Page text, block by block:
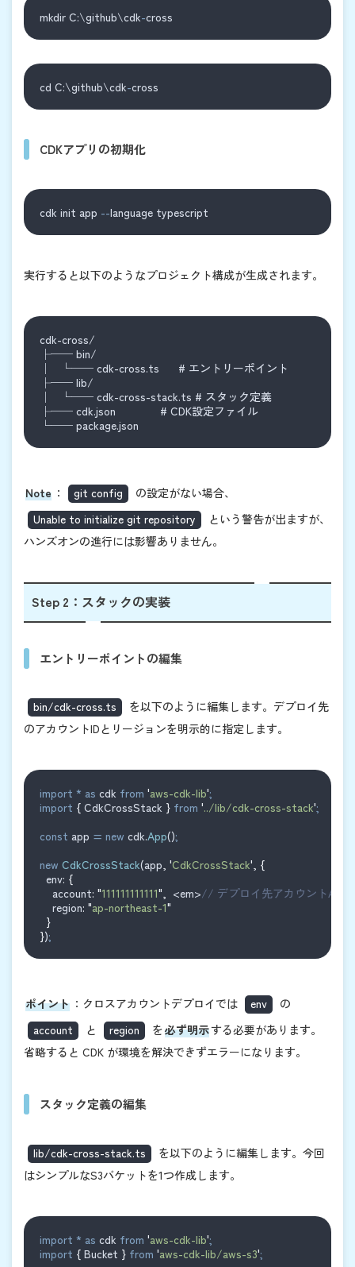
mkdir C:\github\cdk-cross
cd C:\github\cdk-cross
CDKアプリの初期化
cdk init app --language typescript
実行すると以下のようなプロジェクト構成が生成されます。
cdk-cross/
├── bin/
│   └── cdk-cross.ts      # エントリーポイント
├── lib/
│   └── cdk-cross-stack.ts # スタック定義
├── cdk.json              # CDK設定ファイル
└── package.json
Note ： git config
の設定がない場合、
Unable to initialize git repository
という警告が出ますが、
ハンズオンの進行には影響ありません。
Step 2：スタックの実装
エントリーポイントの編集
bin/cdk-cross.ts
を以下のように編集します。デプロイ先
のアカウントIDとリージョンを明示的に指定します。
import * as cdk from 'aws-cdk-lib';
import { CdkCrossStack } from '../lib/cdk-cross-stack';
const app = new cdk.App();
new CdkCrossStack(app, 'CdkCrossStack', {
env: {
account: "111111111111",
  <em>
// デプロイ先アカウントA</
region: "ap-northeast-1"
}
});
ポイント ：クロスアカウントデプロイでは env
の
account
と region を必ず明示する必要があります。
省略すると CDK が環境を解決できずエラーになります。
スタック定義の編集
lib/cdk-cross-stack.ts
を以下のように編集します。今回
はシンプルなS3バケットを1つ作成します。
import * as cdk from 'aws-cdk-lib';
import { Bucket } from 'aws-cdk-lib/aws-s3';